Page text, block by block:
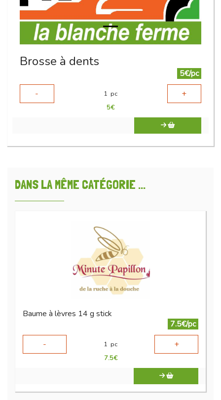
Brosse à dents
5€/pc
-
1 pc +
5€
DANS LA MÊME CATÉGORIE ...
Baume à lèvres 14 g stick
7.5€/pc
-
1 pc +
7.5€